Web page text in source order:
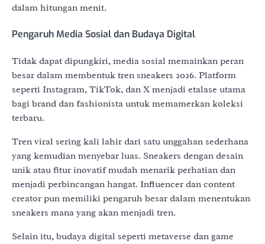
dalam hitungan menit.
Pengaruh Media Sosial dan Budaya Digital
Tidak dapat dipungkiri, media sosial memainkan peran
besar dalam membentuk tren sneakers 2026. Platform
seperti Instagram, TikTok, dan X menjadi etalase utama
bagi brand dan fashionista untuk memamerkan koleksi
terbaru.
Tren viral sering kali lahir dari satu unggahan sederhana
yang kemudian menyebar luas. Sneakers dengan desain
unik atau fitur inovatif mudah menarik perhatian dan
menjadi perbincangan hangat. Influencer dan content
creator pun memiliki pengaruh besar dalam menentukan
sneakers mana yang akan menjadi tren.
Selain itu, budaya digital seperti metaverse dan game